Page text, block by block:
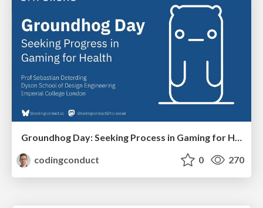
Groundhog Day: Seeking Process in Gaming for Health
codingconduct
0 270